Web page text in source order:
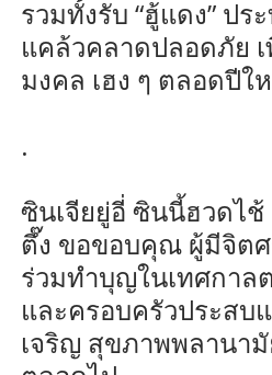
รวมทั้งรับ “ฮู้แดง” ป
แคล้วคลาดปลอดภัย
มงคล เฮง ๆ ตลอดปีใ
.
ซินเจียยู่อี่ ซินนี้ฮวดไ
ตึ๊ง ขอขอบคุณ ผู้มีจิต
ร่วมทำบุญในเทศกาล
และครอบครัวประสบ
เจริญ สุขภาพพลานา